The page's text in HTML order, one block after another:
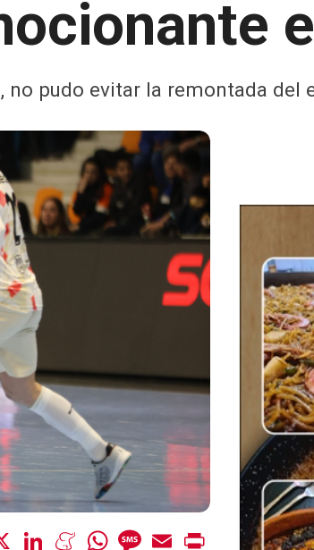
no pudo evitar la remontada del
LinkedInMeneameWhatsAppMessage
Email